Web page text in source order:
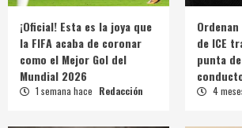
¡Oficial! Esta es la joya que
la FIFA acaba de coronar
como el Mejor Gol del
Mundial 2026
1 semana hace Redacción
de ICE
punta
4